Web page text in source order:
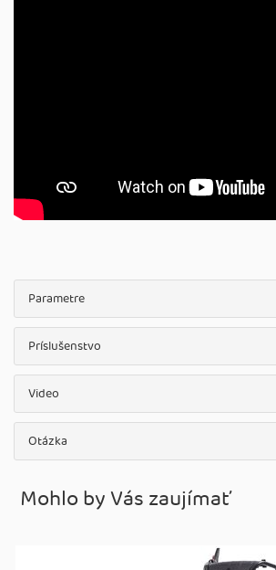
Parametre
Príslušenstvo
Video
Otázka
Mohlo by Vás zaujímať